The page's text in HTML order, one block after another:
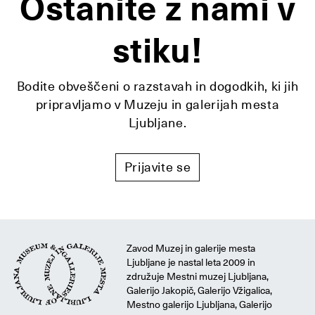
Ostanite z nami v
stiku!
Bodite obveščeni o razstavah in dogodkih, ki jih
pripravljamo v Muzeju in galerijah mesta
Ljubljane.
Prijavite se
Zavod Muzej in galerije mesta
Ljubljane je nastal leta 2009 in
združuje Mestni muzej Ljubljana,
Galerijo Jakopič, Galerijo Vžigalica,
Mestno galerijo Ljubljana, Galerijo